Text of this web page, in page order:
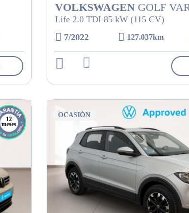
VOLKSWAGENGOLF
Life 2.0 TDI 85 kW (115 CV)
7/2022
127.037km
12
meses
OCASIÓN